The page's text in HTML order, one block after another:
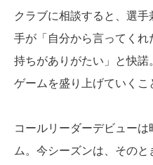
クラブに相談すると、選
手が「自分から言ってく
持ちがありがたい」と快
ゲームを盛り上げていくこ
コールリーダーデビュー
ム。今シーズンは、その